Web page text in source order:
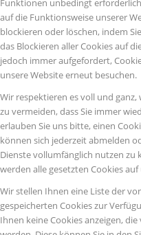
Funktionen unbedingt
auf die Funktionsweise unserer
blockieren oder löschen, indem
das Blockieren aller Cookies auf
jedoch immer aufgefordert,
unsere Website erneut besuchen.
Wir respektieren es voll und
zu vermeiden, dass Sie immer
erlauben Sie uns bitte, einen
können sich jederzeit abmelden
Dienste vollumfänglich nutzen zu
werden alle gesetzten Cookies
Wir stellen Ihnen eine Liste der
gespeicherten Cookies zur
Ihnen keine Cookies anzeigen,